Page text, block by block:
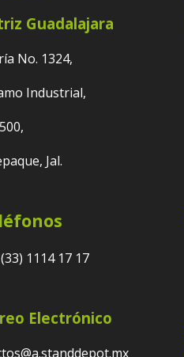
Guadalajara
No. 1324,
Industrial,
Jal.
1114 17 17
Electrónico